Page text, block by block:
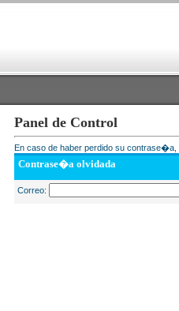
Panel de Control
En caso de haber perdido su
Contrase�a olvidada
Correo: